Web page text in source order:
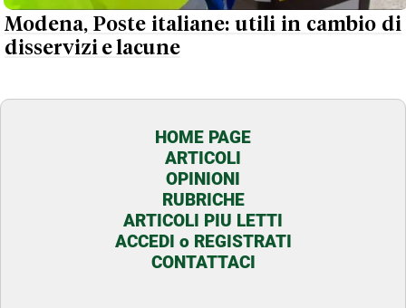
Modena, Poste italiane: utili in cambio di
disservizi e lacune
HOME PAGE
ARTICOLI
OPINIONI
RUBRICHE
ARTICOLI PIU LETTI
ACCEDI o REGISTRATI
CONTATTACI